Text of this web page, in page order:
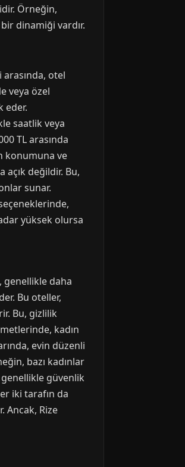
Örneğin,
dinamiği vardır.
otel
veya özel
eder.
saatlik veya
TL arasında
konumuna ve
değildir. Bu,
sunar.
yüksek olursa
genellikle daha
Bu oteller,
Bu, gizlilik
kadın
evin düzenli
bazı kadınlar
genellikle güvenlik
iki tarafın da
Ancak, Rize